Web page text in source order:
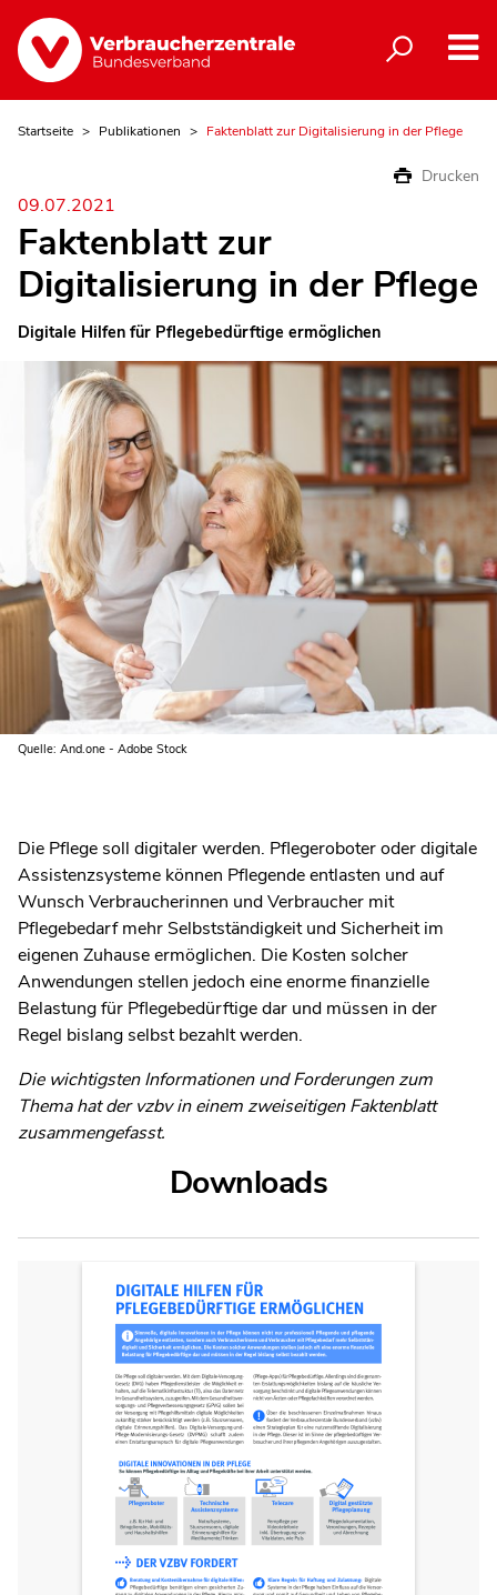
Startseite Publikationen Faktenblatt zur Digitalisierung in der Pflege
Drucken
09.07.2021
Faktenblatt zur
Digitalisierung in der Pflege
Digitale Hilfen für Pflegebedürftige ermöglichen
Quelle: And.one - Adobe Stock
Die Pflege soll digitaler werden. Pflegeroboter oder digitale
Assistenzsysteme können Pflegende entlasten und auf
Wunsch Verbraucherinnen und Verbraucher mit
Pflegebedarf mehr Selbstständigkeit und Sicherheit im
eigenen Zuhause ermöglichen. Die Kosten solcher
Anwendungen stellen jedoch eine enorme finanzielle
Belastung für Pflegebedürftige dar und müssen in der
Regel bislang selbst bezahlt werden.
Die wichtigsten Informationen und Forderungen zum
Thema hat der vzbv in einem zweiseitigen Faktenblatt
zusammengefasst.
Downloads